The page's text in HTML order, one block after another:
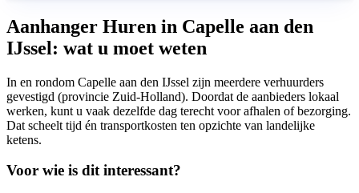
Aanhanger Huren in Capelle aan den
IJssel: wat u moet weten
In en rondom Capelle aan den IJssel zijn meerdere verhuurders
gevestigd (provincie Zuid-Holland). Doordat de aanbieders lokaal
werken, kunt u vaak dezelfde dag terecht voor afhalen of bezorging.
Dat scheelt tijd én transportkosten ten opzichte van landelijke
ketens.
Voor wie is dit interessant?